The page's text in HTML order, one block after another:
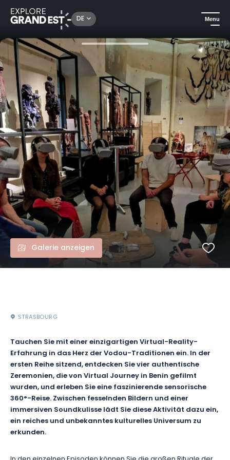
DE Menu
Sehenswertes in der Region Grand Est Virtual-Reality-Erfahrungen im Vodou-Museum
Galerie anzeigen
STRASBOURG
Tauchen Sie mit einer einzigartigen Virtual-Reality-
Erfahrung in das Herz der Vodou-Traditionen ein. In der
ersten Reihe sitzend, entdecken Sie vier authentische
Zeremonien, die von Virtual Journey in Benin gefilmt
wurden, und erleben Sie eine faszinierende sensorische
360°-Reise. Zwischen fesselnden Bildern und einer
immersiven Soundkulisse lädt Sie diese Aktivität dazu ein,
ein reiches und unbekanntes kulturelles Universum zu
erkunden.